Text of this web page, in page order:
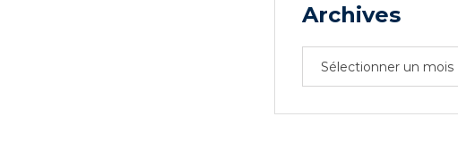
Archives
Sélectionner un mois